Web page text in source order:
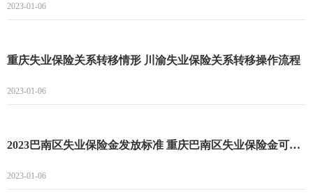
2023-01-06
重庆失业保险关系转移情形 川渝失业保险关系转移操作流程
2023-01-06
2023巴南区失业保险金发放标准 重庆巴南区失业保险金可以领多长时间
2023-01-06